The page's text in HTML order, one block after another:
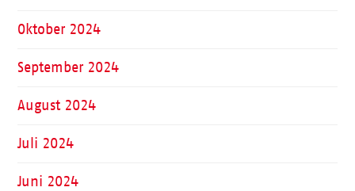
Oktober 2024
September 2024
August 2024
Juli 2024
Juni 2024